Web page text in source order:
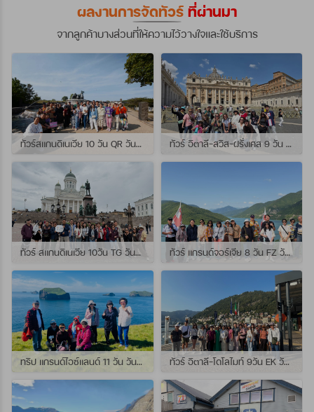
ผลงานการจัดทัวร์ ที่ผ่านมา
จากลูกค้าบางส่วนที่ให้ความไว้วางใจและใช้บริการ
ทัวร์สแกนดิเนเวีย 10 วัน QR วันที่ 23 กรกฏาคม - 01 สิงหาคม 2569 เดินทางกับไกด์พี่จุ้ย และ พี่กั้ง ทัวร์ อิตาลี-สวิส-ฝรั่งเศส 9 วัน QR วันที่ 24 กรกฏาคม - 01 สิงหาคม 2569 เดินทางกับไกด์พี่เช
ทัวร์ สแกนดิเนเวีย 10วัน TG วันที่ 24 กรกฏาคม - 02 สิงหาคม 2569 เดินทางกับไกด์พี่ยอร์ช ทัวร์ แกรนด์จอร์เจีย 8 วัน FZ วันที่ 26 กรกฎาคม - 02 สิงหาคม 2569 เดินทางกับไกด์พี่โจ๊ก
ทริป แกรนด์ไอซ์แลนด์ 11 วัน วันที่ 25 กรกฏาคม - 04 สิงหาคม 2569 เดินทางกับไกด์พี่เปิ้ล ทัวร์ อิตาลี-โดโลไมท์ 9วัน EK วันที่ 21 - 29 กรกฏาคม 2569 เดินทางกับไกด์พี่หนุ่ม